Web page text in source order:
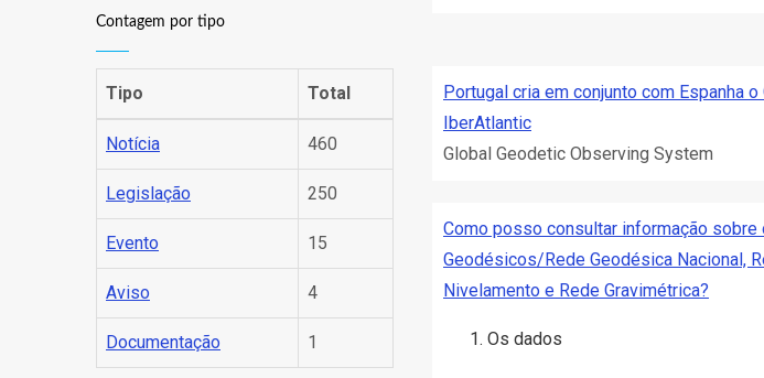
Portugal cria em conjunto com Espanha o
IberAtlantic
Global Geodetic Observing System
Como posso consultar informação sobre
Geodésicos/Rede Geodésica Nacional,
Nivelamento e Rede Gravimétrica?
Os dados
Contagem por tipo
Tipo Total
Notícia 460
Legislação 250
Evento 15
Aviso 4
Documentação 1